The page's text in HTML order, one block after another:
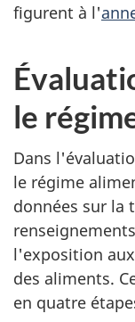
figurent à l'
le
Dans
le régime
données sur la
l'exposition
des aliments.
en quatre